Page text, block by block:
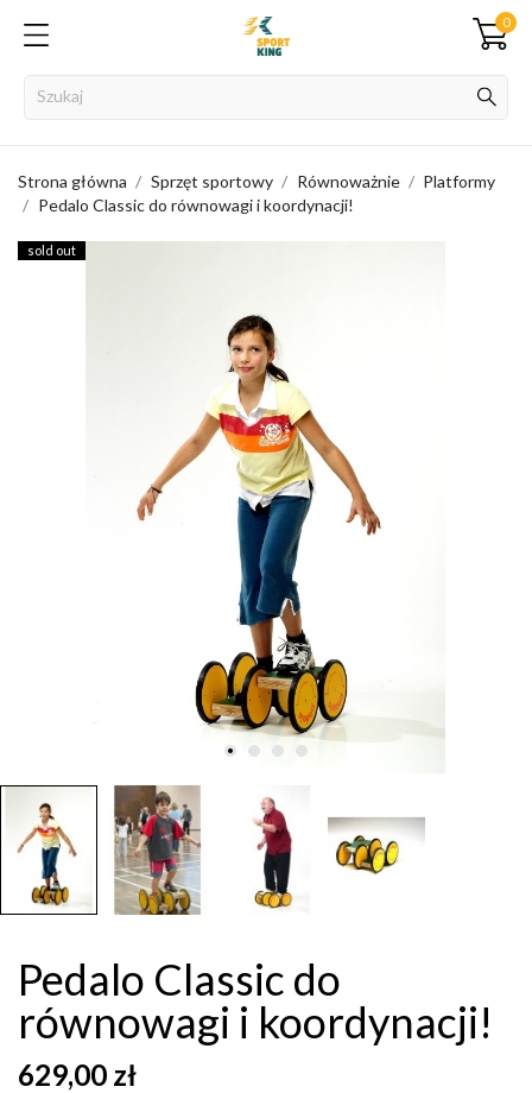
0
Strona główna Sprzęt sportowy Równoważnie
Platformy
Pedalo Classic do równowagi i koordynacji!
sold out
Pedalo Classic do
równowagi i koordynacji!
629,00 zł